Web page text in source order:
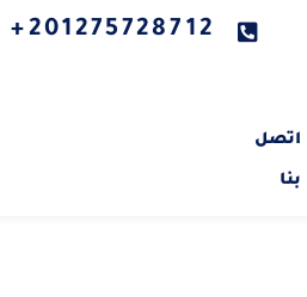
201275728712+
اتصل
بنا